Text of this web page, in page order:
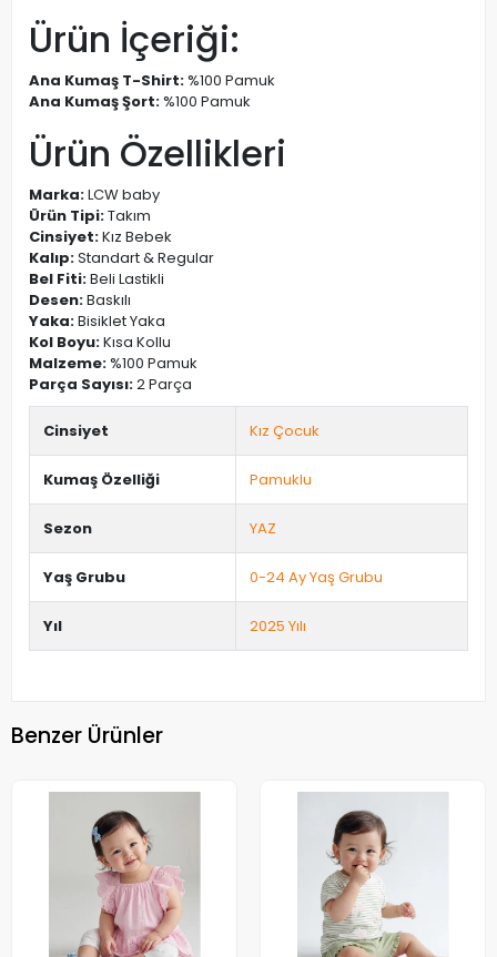
Ürün İçeriği:
Ana Kumaş T-Shirt: %100 Pamuk
Ana Kumaş Şort: %100 Pamuk
Ürün Özellikleri
Marka:LCW baby
Ürün Tipi:Takım
Cinsiyet:Kız Bebek
Kalıp:Standart & Regular
Bel Fiti:Beli Lastikli
Desen:Baskılı
Yaka:Bisiklet Yaka
Kol Boyu:Kısa Kollu
Malzeme: %100 Pamuk
Parça Sayısı:2 Parça
Cinsiyet Kız Çocuk
Kumaş Özelliği Pamuklu
Sezon YAZ
Yaş Grubu 0-24 Ay Yaş Grubu
Yıl 2025 Yılı
Benzer Ürünler